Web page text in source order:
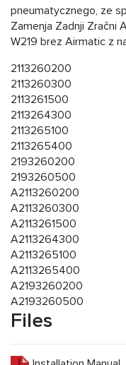
pneumatycznego, ze
Zamenja Zadnji Zračni
W219 brez Airmatic z
2113260200
2113260300
2113261500
2113264300
2113265100
2113265400
2193260200
2193260500
A2113260200
A2113260300
A2113261500
A2113264300
A2113265100
A2113265400
A2193260200
A2193260500
Files